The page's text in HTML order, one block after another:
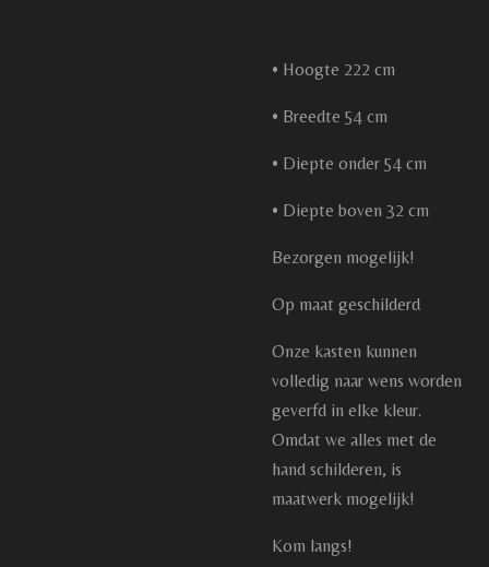
• Hoogte 222 cm
• Breedte 54 cm
• Diepte onder 54 cm
• Diepte boven 32 cm
Bezorgen mogelijk!
Op maat geschilderd
Onze kasten kunnen
volledig naar wens worden
geverfd in elke kleur.
Omdat we alles met de
hand schilderen, is
maatwerk mogelijk!
Kom langs!